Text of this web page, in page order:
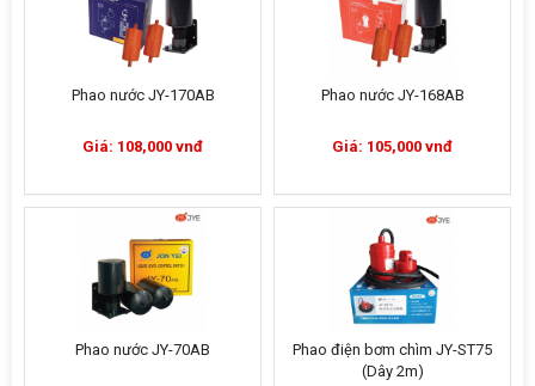
Phao nước JY-170AB
Giá: 108,000 vnđ
Phao nước JY-168AB
Giá: 105,000 vnđ
Phao nước JY-70AB
Phao điện bơm chìm JY-ST75
(Dây 2m)